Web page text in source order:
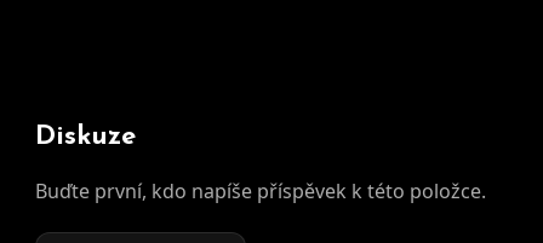
Diskuze
Buďte první, kdo napíše příspěvek k této položce.